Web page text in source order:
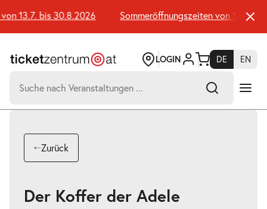
Seiteninhalt
springen
13.7. bis 30.8.2026 Sommeröffnungszeiten von 13.7. bis
LOGIN DE
EN
nach:
Suchtreffer:
Zurück
Der Koffer der Adele